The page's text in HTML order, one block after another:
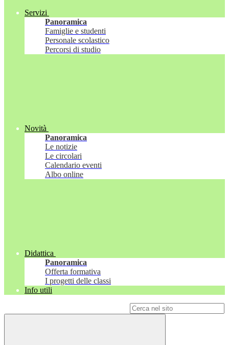
Servizi
Panoramica
Famiglie e studenti
Personale scolastico
Percorsi di studio
Novità
Panoramica
Le notizie
Le circolari
Calendario eventi
Albo online
Didattica
Panoramica
Offerta formativa
I progetti delle classi
Info utili